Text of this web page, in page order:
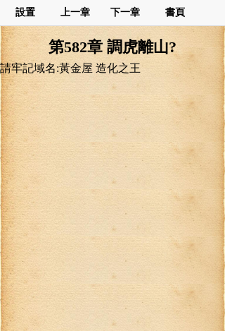
設置 上一章 下一章 書頁
第582章 調虎離山?
請牢記域名:黃金屋 造化之王